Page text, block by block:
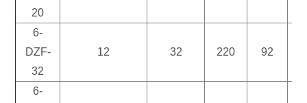
20
6-
DZF-
32
12 32 220 92
6-